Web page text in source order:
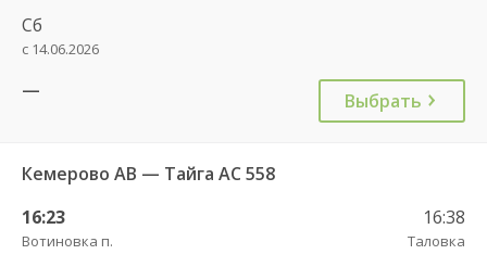
Сб
с 14.06.2026
— Выбрать
Кемерово АВ — Тайга АС 558
16:23
Вотиновка п.
16:38
Таловка